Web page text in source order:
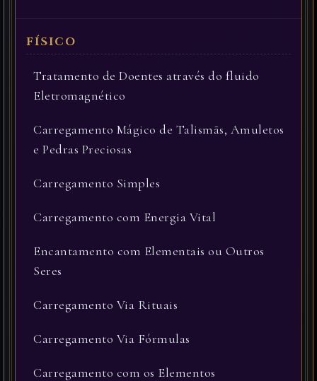
Tratamento de Doentes através do fluido
Eletromagnético
Carregamento Mágico de Talismãs, Amuletos
e Pedras Preciosas
Carregamento Simples
Carregamento com Energia Vital
Encantamento com Elementais ou Outros
Seres
Carregamento Via Rituais
Carregamento Via Fórmulas
Carregamento com os Elementos